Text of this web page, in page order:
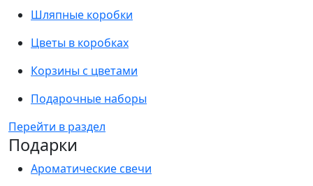
Шляпные коробки
Цветы в коробках
Корзины с цветами
Подарочные наборы
Перейти в раздел
Подарки
Ароматические свечи